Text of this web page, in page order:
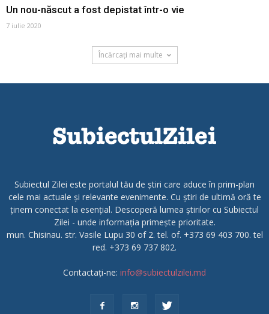
Un nou-născut a fost depistat într-o vie
7 iulie 2020
Încărcați mai multe
Subiectul Zilei este portalul tău de știri care aduce în prim-plan
cele mai actuale și relevante evenimente. Cu știri de ultimă oră te
ținem conectat la esențial. Descoperă lumea știrilor cu Subiectul
Zilei - unde informația primește prioritate.
mun. Chisinau. str. Vasile Lupu 30 of 2. tel. of. +373 69 403 700. tel
red. +373 69 737 802.
Contactați-ne: info@subiectulzilei.md